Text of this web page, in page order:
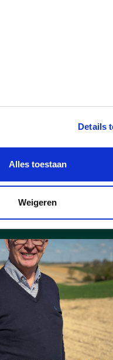
Details
Alles toestaan
Weigeren
te
dorpskernen verder
we naar een
dienstverlening die de